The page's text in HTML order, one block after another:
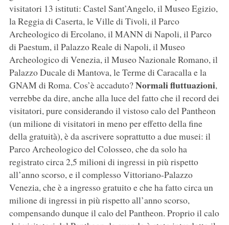
visitatori 13 istituti: Castel Sant’Angelo, il Museo Egizio,
la Reggia di Caserta, le Ville di Tivoli, il Parco
Archeologico di Ercolano, il MANN di Napoli, il Parco
di Paestum, il Palazzo Reale di Napoli, il Museo
Archeologico di Venezia, il Museo Nazionale Romano, il
Palazzo Ducale di Mantova, le Terme di Caracalla e la
GNAM di Roma. Cos’è accaduto?Normali fluttuazioni,
verrebbe da dire, anche alla luce del fatto che il record dei
visitatori, pure considerando il vistoso calo del Pantheon
(un milione di visitatori in meno per effetto della fine
della gratuità), è da ascrivere soprattutto a due musei: il
Parco Archeologico del Colosseo, che da solo ha
registrato circa 2,5 milioni di ingressi in più rispetto
all’anno scorso, e il complesso Vittoriano-Palazzo
Venezia, che è a ingresso gratuito e che ha fatto circa un
milione di ingressi in più rispetto all’anno scorso,
compensando dunque il calo del Pantheon. Proprio il calo